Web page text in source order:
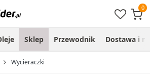
Sklep Przewodnik Dostawa i
Wycieraczki